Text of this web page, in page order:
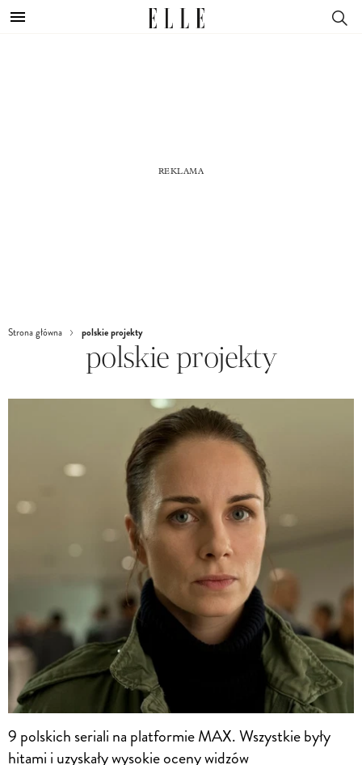
Strona główna polskie projekty
polskie projekty
9 polskich seriali na platformie MAX. Wszystkie były
hitami i uzyskały wysokie oceny widzów